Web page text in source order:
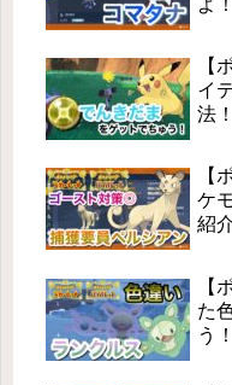
【
イ
法
【
ケ
紹
【
た
う